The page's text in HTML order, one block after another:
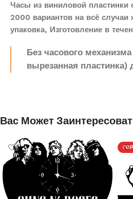
Часы из виниловой пластинки
2000 вариантов на всё случаи
упаковка, Изготовление в
Без часового
вырезанная
Вас Может